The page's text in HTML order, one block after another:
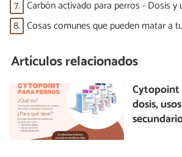
7. Carbón activado para perros - Dosis y
8. Cosas comunes que pueden matar a
Artículos relacionados
Cytopoint
dosis,